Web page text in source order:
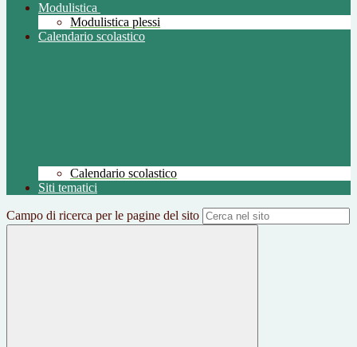
Modulistica
Modulistica plessi
Calendario scolastico
Calendario scolastico
Siti tematici
Campo di ricerca per le pagine del sito